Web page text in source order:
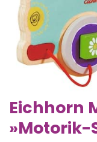
Eichhorn
»Motorik-